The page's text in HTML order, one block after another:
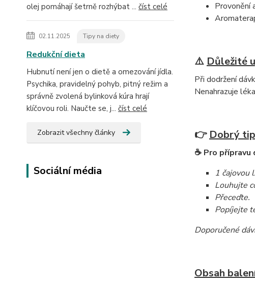
olej pomáhají šetrně rozhýbat ... číst celé
02.11.2025 Tipy na diety
Redukční dieta
Hubnutí není jen o dietě a omezování jídla.
Psychika, pravidelný pohyb, pitný režim a
správně zvolená bylinková kúra hrají
klíčovou roli. Naučte se, j... číst celé
Zobrazit všechny články
Sociální média
Provonění
⚠️ Důležité
Při dodržení
Nenahrazuje
👉 Dobrý
☕ Pro přípravu
1 čajovou
Louhujte
Přeceďte.
Popíjejte
Doporučené
Obsah